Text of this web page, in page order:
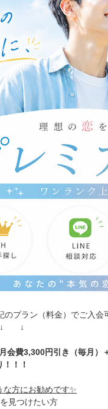
プラン（料金）でご入会
↓
会費3,300円引き（毎月）
！！
な方にお勧めです✨
見つけたい方